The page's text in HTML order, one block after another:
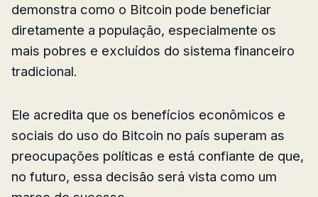
demonstra como o Bitcoin pode beneficiar
diretamente a população, especialmente os
mais pobres e excluídos do sistema financeiro
tradicional.
Ele acredita que os benefícios econômicos e
sociais do uso do Bitcoin no país superam as
preocupações políticas e está confiante de que,
no futuro, essa decisão será vista como um